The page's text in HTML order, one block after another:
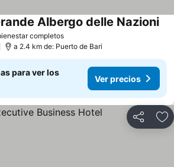
completos
Albergo delle Nazioni
a 2.4 km de: Puerto de Bari
para ver los
Ver precios
Compartir